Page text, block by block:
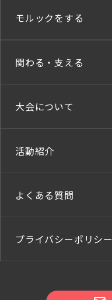
モルックをする
関わる・支える
大会について
活動紹介
よくある質問
プライバシーポリシー